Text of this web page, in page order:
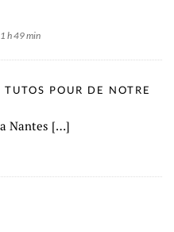
h 49 min
POUR DE NOTRE
Nantes […]